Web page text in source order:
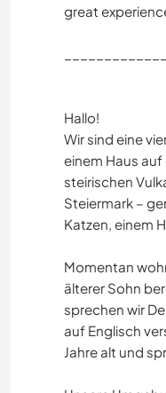
great
Hallo!
Wir sind eine
einem Haus
steirischen
Steiermark –
Katzen, einem
Momentan
älterer Sohn
sprechen wir
auf Englisch
Jahre alt und